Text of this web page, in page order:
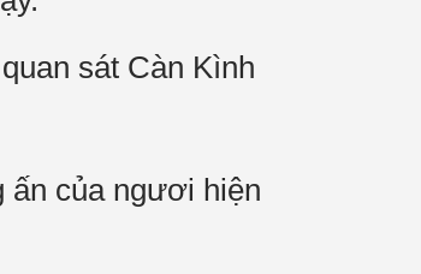
sát Càn Kình
ấn của ngươi hiện